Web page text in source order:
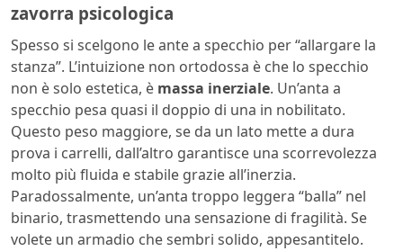
zavorra psicologica
Spesso si scelgono le ante a specchio per “allargare la
stanza”. L’intuizione non ortodossa è che lo specchio
non è solo estetica, è massa inerziale. Un’anta a
specchio pesa quasi il doppio di una in nobilitato.
Questo peso maggiore, se da un lato mette a dura
prova i carrelli, dall’altro garantisce una scorrevolezza
molto più fluida e stabile grazie all’inerzia.
Paradossalmente, un’anta troppo leggera “balla” nel
binario, trasmettendo una sensazione di fragilità. Se
volete un armadio che sembri solido, appesantitelo.